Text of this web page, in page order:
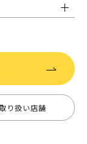
り扱い店舗